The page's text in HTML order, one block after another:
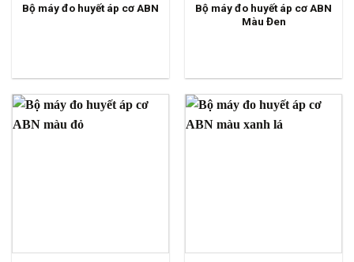
Bộ máy đo huyết áp cơ ABN
Bộ máy đo huyết áp cơ ABN
Màu Đen